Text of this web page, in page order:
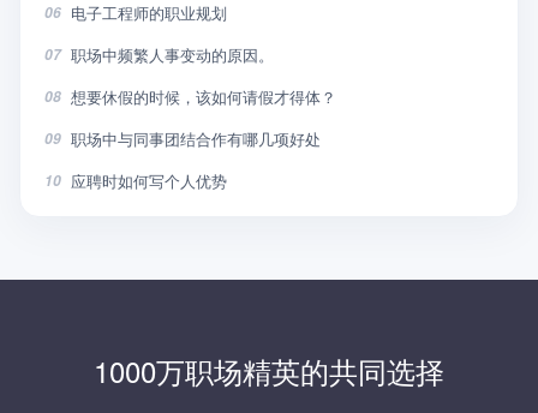
06 电子工程师的职业规划
07 职场中频繁人事变动的原因。
08 想要休假的时候，该如何请假才得体？
09 职场中与同事团结合作有哪几项好处
10 应聘时如何写个人优势
1000万职场精英的共同选择